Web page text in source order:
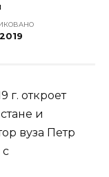
г. откроет
и
вуза Петр
с